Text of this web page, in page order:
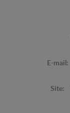
E-mail:
Site: